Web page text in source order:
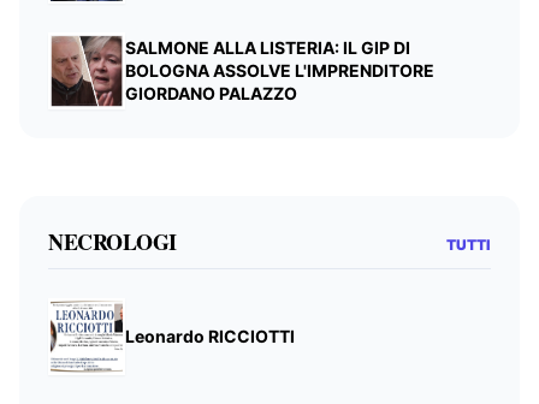
SALMONE ALLA LISTERIA: IL GIP DI
BOLOGNA ASSOLVE L'IMPRENDITORE
GIORDANO PALAZZO
NECROLOGI TUTTI
Leonardo RICCIOTTI